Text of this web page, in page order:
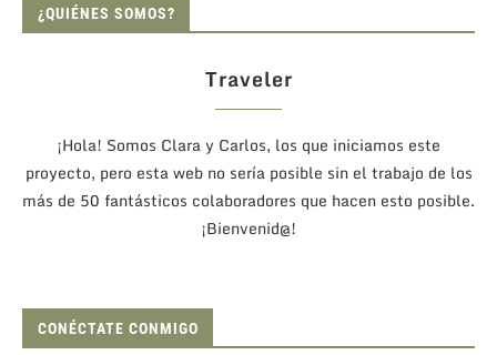
¿QUIÉNES SOMOS?
Traveler
¡Hola! Somos Clara y Carlos, los que iniciamos este
proyecto, pero esta web no sería posible sin el trabajo de los
más de 50 fantásticos colaboradores que hacen esto posible.
¡Bienvenid@!
CONÉCTATE CONMIGO